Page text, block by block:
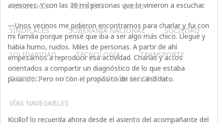
PSICOLOGÍA RELIGIÓN SALUD
SINDICALES SOBERANÍA NACIONAL SOCIEDAD
SOLIDARIDAD TECNOLOGÍA TRANSPORTE
TURISMO UTT V SECCIÓN ELECTORAL
VÍAS NAVEGABLES
asesores. Y con las 20 mil personas que lo vinieron a escuchar.
—Unos vecinos me pidieron encontrarnos para charlar y fui con
mi familia porque pensé que iba a ser algo más chico. Llegué y
había humo, ruidos. Miles de personas. A partir de ahí
empezamos a reproducir esa actividad. Charlas y actos
orientados a compartir un diagnóstico de lo que estaba
pasando. Pero no con el propósito de ser candidato.
Kicillof lo recuerda ahora desde el asiento del acompañante del